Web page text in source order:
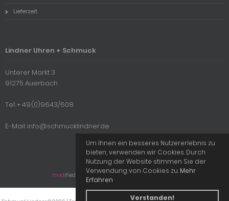
Lieferzeit
Lindner Uhren + Schmuck
Unterer Markt 3
91275 Auerbach
Tel: + 49.(0)9643/608
E-Mail: info@schmucklindner.de
modified eCommerce Shopsoftware © 2009-2026
Um Ihnen ein besseres Nutzererlebnis zu
bieten, verwenden wir Cookies. Durch
Nutzung der Website stimmen Sie der
Verwendung von Cookies zu. Mehr
Erfahren
Verstanden!